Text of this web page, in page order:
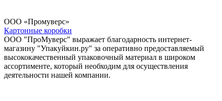
ООО «Промуверс»
Картонные коробки
ООО "ПроМуверс" выражает благодарность интернет-
магазину "Упакуйкин.ру" за оперативно предоставляемый
высококачественный упаковочный материал в широком
ассортименте, который необходим для осуществления
деятельности нашей компании.